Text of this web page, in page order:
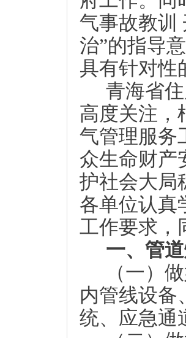
气事故教训
治”的指导
具有针对性
青海省
高度关注，
气管理服务
众生命财产
护社会大局
各单位认真
工作要求，
一、管
（一）
内管线设备
统、应急通